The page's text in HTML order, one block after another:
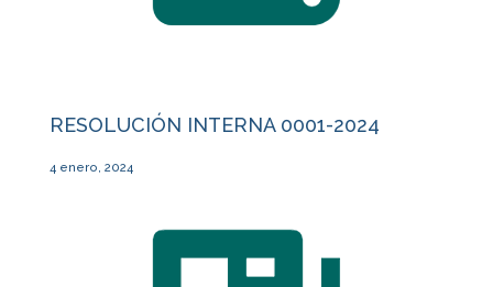
RESOLUCIÓN INTERNA 0001-2024
4 enero, 2024